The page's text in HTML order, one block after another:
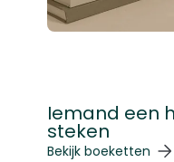
Iemand een
steken
Navigeren door de
Druk om carrousel
Bekijk boeketten